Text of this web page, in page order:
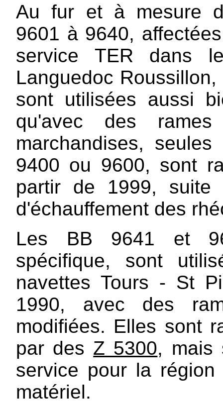
Au fur et à mesure
9601 à 9640,
service TER dans
Languedoc
sont utilisées aussi
qu'avec des
marchandises,
9400 ou 9600, sont
partir de 1999, suite
d'échauffement des
Les BB 9641 et
spécifique, sont
navettes Tours - St
1990, avec des
modifiées. Elles sont
par des Z 5300, mais
service pour la
matériel.